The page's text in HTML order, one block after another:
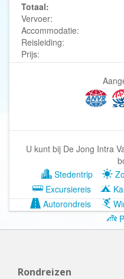
Totaal:
Vervoer:
Accommodatie:
Reisleiding:
Prijs:
U kunt bij De Jong Intra
Stedentrip
Excursiereis
Autorondreis
Rondreizen